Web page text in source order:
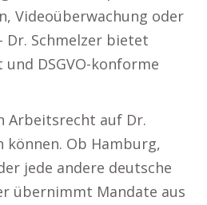
Videoüberwachung oder
Schmelzer bietet
DSGVO-konforme
Arbeitsrecht auf Dr.
können. Ob Hamburg,
jede andere deutsche
übernimmt Mandate aus